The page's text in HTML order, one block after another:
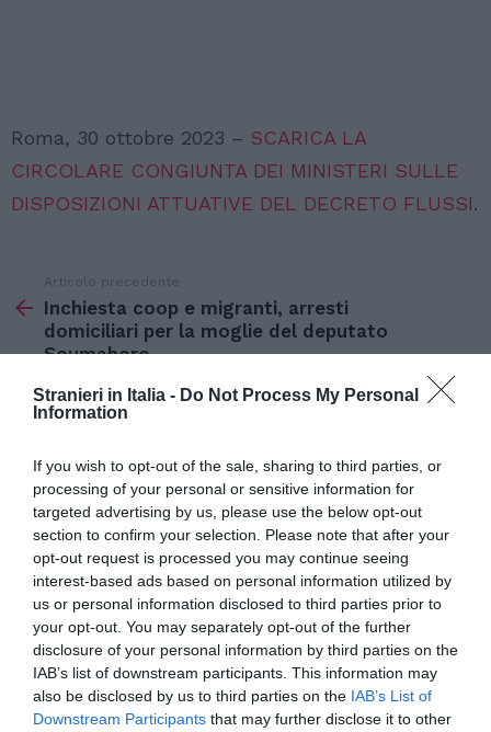
Stranieri in Italia - Do Not Process My Personal
Information
If you wish to opt-out of the sale, sharing to third parties, or
processing of your personal or sensitive information for
targeted advertising by us, please use the below opt-out
section to confirm your selection. Please note that after your
opt-out request is processed you may continue seeing
interest-based ads based on personal information utilized by
us or personal information disclosed to third parties prior to
your opt-out. You may separately opt-out of the further
disclosure of your personal information by third parties on the
IAB’s list of downstream participants. This information may
also be disclosed by us to third parties on the IAB’s List of
Downstream Participants that may further disclose it to other
Roma, 30 ottobre 2023 – SCARICA LA
CIRCOLARE CONGIUNTA DEI MINISTERI SULLE
DISPOSIZIONI ATTUATIVE DEL DECRETO FLUSSI.
di
Articolo precedente
Inchiesta coop e migranti, arresti
domiciliari per la moglie del deputato
Soumahoro
Articolo seguente
Sbarcano 47 migranti, tra cui 11 minori non
Viking’ della ONG SOS Mediterranee
TI POTREBBERO INTERESSARE
ANCHE: